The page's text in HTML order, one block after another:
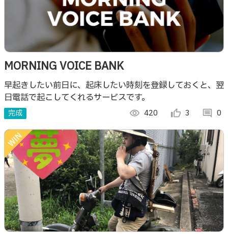
MORNING VOICE BANK
早起きしたい前日に、起床したい時刻を登録しておくと、翌
日電話で起こしてくれるサービスです。
完成 visibility 420 thumb_up_alt 3 comment 0